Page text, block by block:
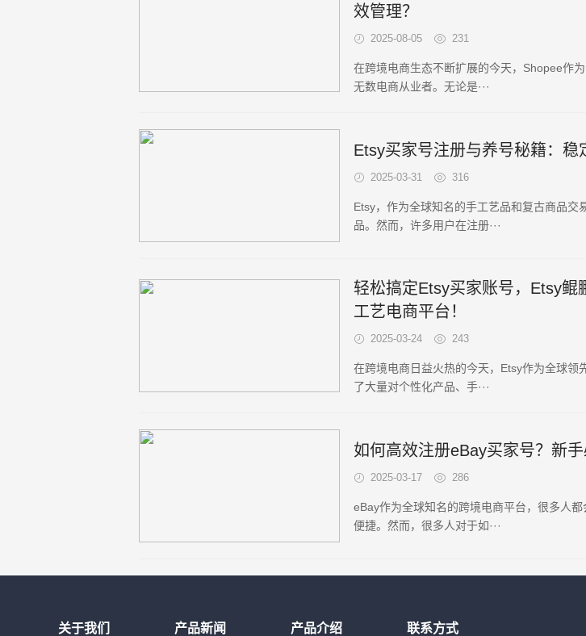
效管理？
2025-08-05 231
在跨境电商生态不断扩展的今天，Shopee作
无数电商从业者。无论是···
Etsy买家号注册与养号秘籍：稳
2025-03-31 316
Etsy，作为全球知名的手工艺品和复古商品交
品。然而，许多用户在注册···
轻松搞定Etsy买家账号，Etsy鲲
工艺电商平台！
2025-03-24 243
在跨境电商日益火热的今天，Etsy作为全球领
了大量对个性化产品、手···
如何高效注册eBay买家号？新
2025-03-17 286
eBay作为全球知名的跨境电商平台，很多人
便捷。然而，很多人对于如···
关于我们 产品新闻 产品介绍 联系方式